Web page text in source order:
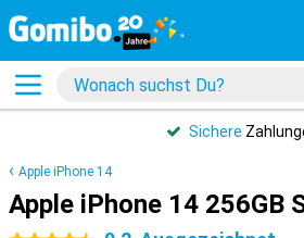
Sichere
Apple iPhone 14
Apple iPhone 14 256GB